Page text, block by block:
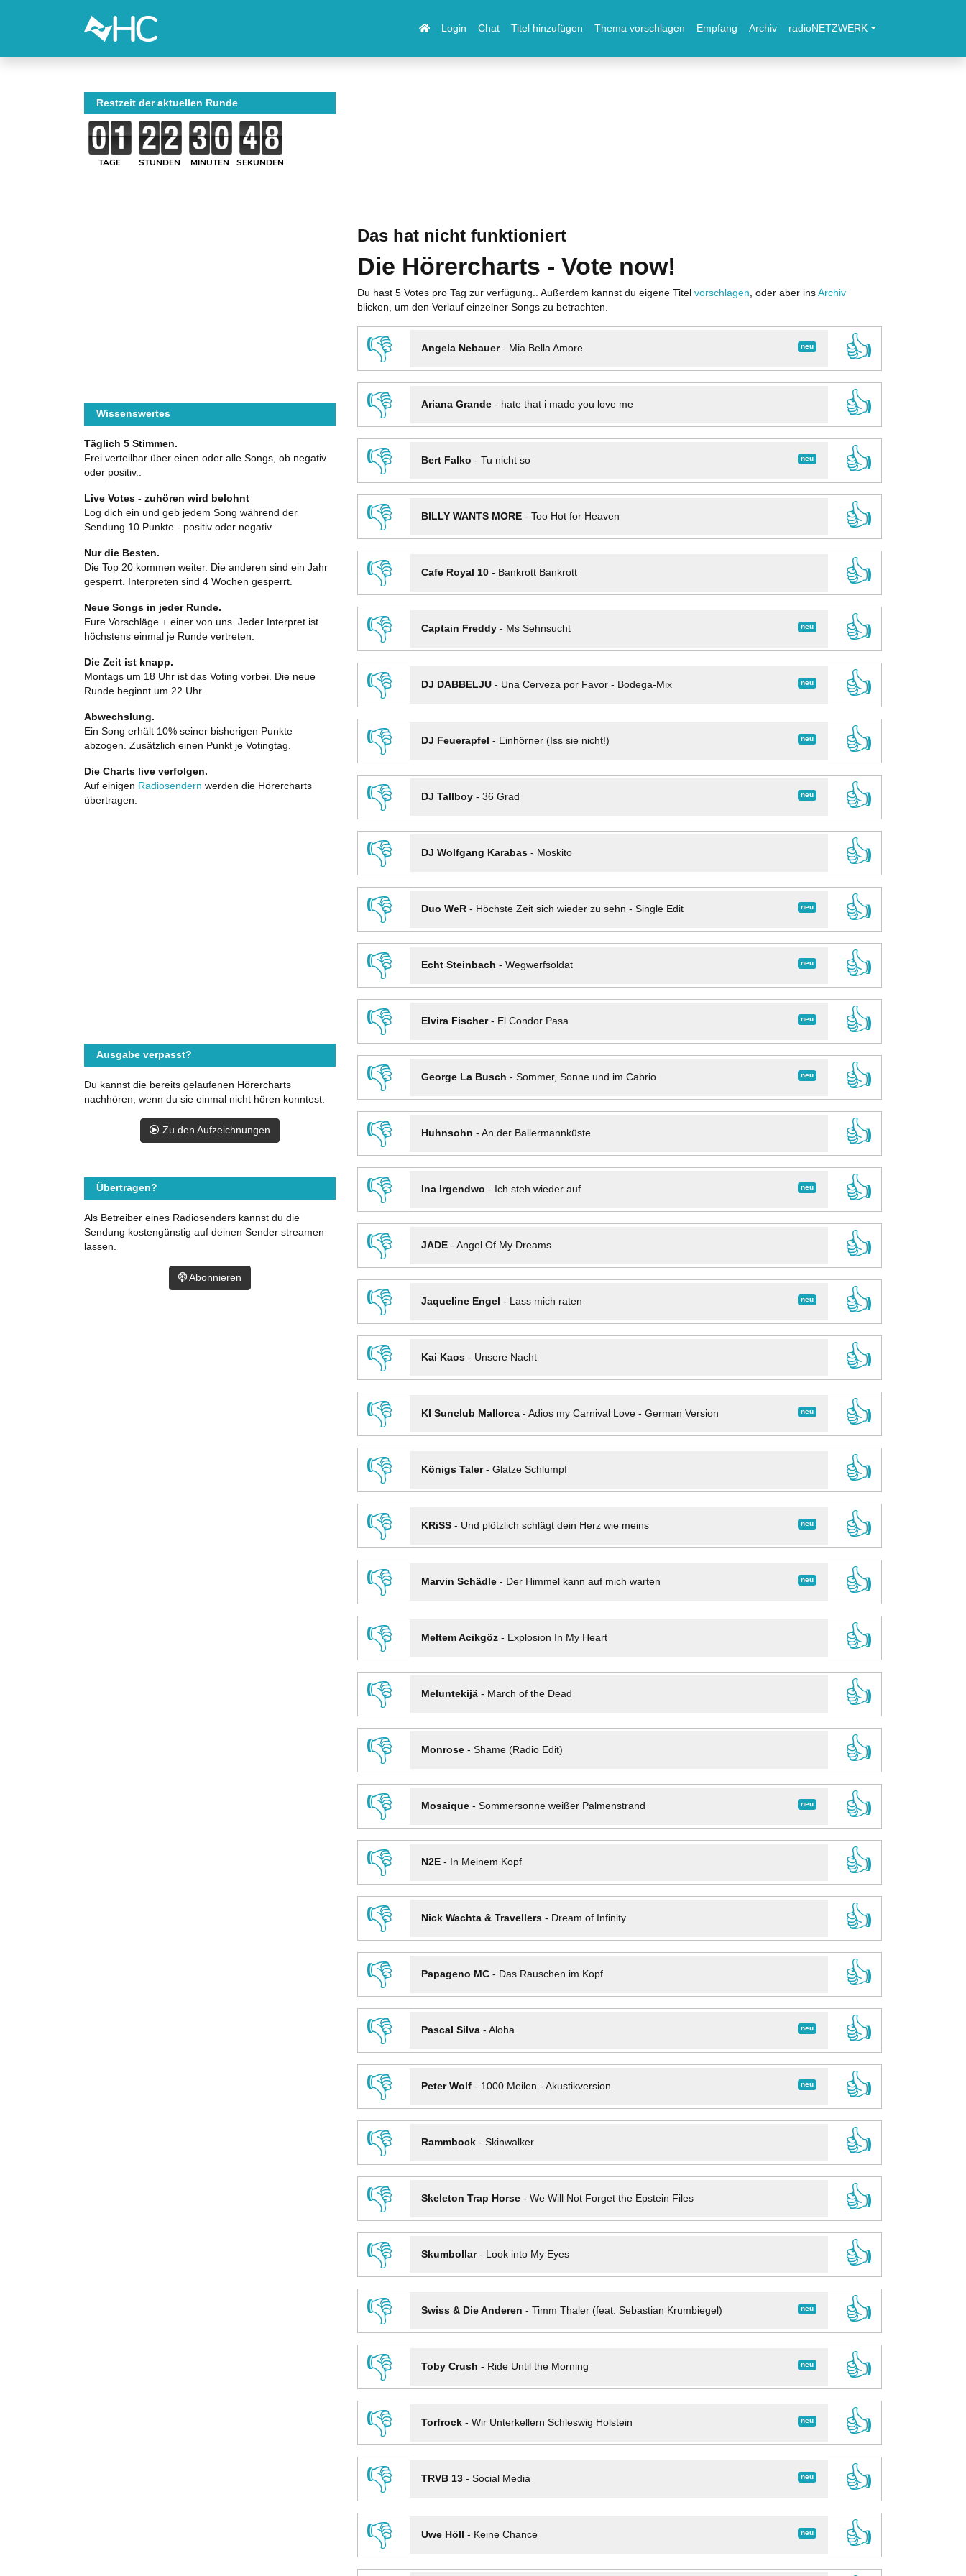
Login Chat Titel hinzufügen Thema vorschlagen Empfang Archiv radioNETZWERK
Das hat nicht funktioniert
Die Hörercharts - Vote now!
Du hast 5 Votes pro Tag zur verfügung.. Außerdem kannst du eigene Titel vorschlagen , oder aber ins Archiv
blicken, um den Verlauf einzelner Songs zu betrachten.
👎 neu
Angela Nebauer- Mia Bella Amore
👍
👎
Ariana Grande- hate that i made you love me
👍
👎
neu
Bert Falko - Tu nicht so
👍
👎
BILLY WANTS MORE- Too Hot for Heaven
👍
👎
Cafe Royal 10- Bankrott Bankrott
👍
👎
neu
Captain Freddy- Ms Sehnsucht
👍
👎
neu
DJ DABBELJU- Una Cerveza por Favor - Bodega-Mix
👍
👎
neu
DJ Feuerapfel - Einhörner (Iss sie nicht!)
👍
👎
neu
DJ Tallboy- 36 Grad
👍
👎
DJ Wolfgang Karabas- Moskito
👍
👎
neu
Duo WeR- Höchste Zeit sich wieder zu sehn - Single Edit
👍
👎
neu
Echt Steinbach - Wegwerfsoldat
👍
👎
neu
Elvira Fischer- El Condor Pasa
👍
👎
neu
George La Busch - Sommer, Sonne und im Cabrio
👍
👎
Huhnsohn - An der Ballermannküste
👍
👎
neu
Ina Irgendwo - Ich steh wieder auf
👍
👎
JADE- Angel Of My Dreams
👍
👎
neu
Jaqueline Engel - Lass mich raten
👍
👎
Kai Kaos- Unsere Nacht
👍
👎
neu
KI Sunclub Mallorca- Adios my Carnival Love - German Version
👍
👎
Königs Taler- Glatze Schlumpf
👍
👎
neu
KRiSS- Und plötzlich schlägt dein Herz wie meins
👍
👎
neu
Marvin Schädle- Der Himmel kann auf mich warten
👍
👎
Meltem Acikgöz- Explosion In My Heart
👍
👎
Meluntekijä- March of the Dead
👍
👎
Monrose- Shame (Radio Edit)
👍
👎
neu
Mosaique- Sommersonne weißer Palmenstrand
👍
👎
N2E- In Meinem Kopf
👍
👎
Nick Wachta & Travellers- Dream of Infinity
👍
👎
Papageno MC- Das Rauschen im Kopf
👍
👎
neu
Pascal Silva- Aloha
👍
👎
neu
Peter Wolf- 1000 Meilen - Akustikversion
👍
👎
Rammbock- Skinwalker
👍
👎
Skeleton Trap Horse- We Will Not Forget the Epstein Files
👍
👎
Skumbollar- Look into My Eyes
👍
👎
neu
Swiss & Die Anderen - Timm Thaler (feat. Sebastian Krumbiegel)
👍
👎
neu
Toby Crush - Ride Until the Morning
👍
👎
neu
Torfrock- Wir Unterkellern Schleswig Holstein
👍
👎
neu
TRVB 13- Social Media
👍
👎
neu
Uwe Höll - Keine Chance
👍
Restzeit der aktuellen Runde
TAGE STUNDEN MINUTEN SEKUNDEN
Wissenswertes
Täglich 5 Stimmen.
Frei verteilbar über einen oder alle Songs, ob negativ
oder positiv..
Live Votes - zuhören wird belohnt
Log dich ein und geb jedem Song während der
Sendung 10 Punkte - positiv oder negativ
Nur die Besten.
Die Top 20 kommen weiter. Die anderen sind ein Jahr
gesperrt. Interpreten sind 4 Wochen gesperrt.
Neue Songs in jeder Runde.
Eure Vorschläge + einer von uns. Jeder Interpret ist
höchstens einmal je Runde vertreten.
Die Zeit ist knapp.
Montags um 18 Uhr ist das Voting vorbei. Die neue
Runde beginnt um 22 Uhr.
Abwechslung.
Ein Song erhält 10% seiner bisherigen Punkte
abzogen. Zusätzlich einen Punkt je Votingtag.
Die Charts live verfolgen.
Auf einigen Radiosendern werden die Hörercharts
übertragen.
Ausgabe verpasst?
Du kannst die bereits gelaufenen Hörercharts
nachhören, wenn du sie einmal nicht hören konntest.
Zu den Aufzeichnungen
Übertragen?
Als Betreiber eines Radiosenders kannst du die
Sendung kostengünstig auf deinen Sender streamen
lassen.
Abonnieren